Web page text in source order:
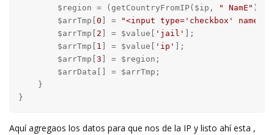
        $region = (getCountryFromIP($ip,
" NamE" ));
        $arrTmp[
0 ] = "<input type='checkbox' name='"
        $arrTmp[
2 ] = $value[ 'jail'
];
        $arrTmp[
1 ] = $value[ 'ip'
];
        $arrTmp[
3 ] = $region;
        $arrData[] = $arrTmp;
    }
}
Aquí agregaos los datos para que nos de la IP y listo ahí esta ,